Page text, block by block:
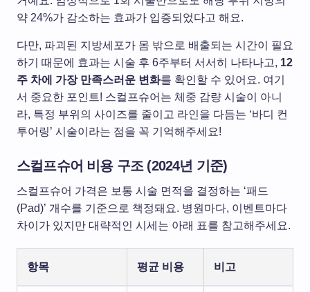
약 24%가 감소하는 효과가 입증되었다고 해요.
다만, 파괴된 지방세포가 몸 밖으로 배출되는 시간이 필요
하기 때문에 효과는 시술 후 6주부터 서서히 나타나고, 12
주 차에 가장 만족스러운 변화를 확인할 수 있어요. 여기
서 중요한 포인트! 스컬프슈어는 체중 감량 시술이 아니
라, 특정 부위의 사이즈를 줄이고 라인을 다듬는 ‘바디 컨
투어링’ 시술이라는 점을 꼭 기억해주세요!
스컬프슈어 비용 구조 (2024년 기준)
스컬프슈어 가격은 보통 시술 면적을 결정하는 ‘패드
(Pad)’ 개수를 기준으로 책정돼요. 병원마다, 이벤트마다
차이가 있지만 대략적인 시세는 아래 표를 참고해주세요.
항목 평균 비용 비고